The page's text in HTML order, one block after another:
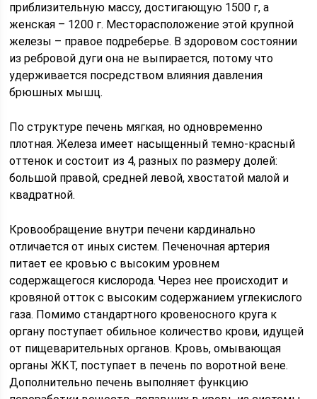
приблизительную массу, достигающую 1500 г, а
женская – 1200 г. Месторасположение этой крупной
железы – правое подреберье. В здоровом состоянии
из ребровой дуги она не выпирается, потому что
удерживается посредством влияния давления
брюшных мышц.
По структуре печень мягкая, но одновременно
плотная. Железа имеет насыщенный темно-красный
оттенок и состоит из 4, разных по размеру долей:
большой правой, средней левой, хвостатой малой и
квадратной.
Кровообращение внутри печени кардинально
отличается от иных систем. Печеночная артерия
питает ее кровью с высоким уровнем
содержащегося кислорода. Через нее происходит и
кровяной отток с высоким содержанием углекислого
газа. Помимо стандартного кровеносного круга к
органу поступает обильное количество крови, идущей
от пищеварительных органов. Кровь, омывающая
органы ЖКТ, поступает в печень по воротной вене.
Дополнительно печень выполняет функцию